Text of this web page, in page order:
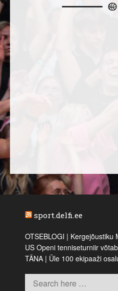
sport.delfi.ee
OTSEBLOGI |
US Openi tenniseturniir võtab
TÄNA | Üle 100 ekipaaži